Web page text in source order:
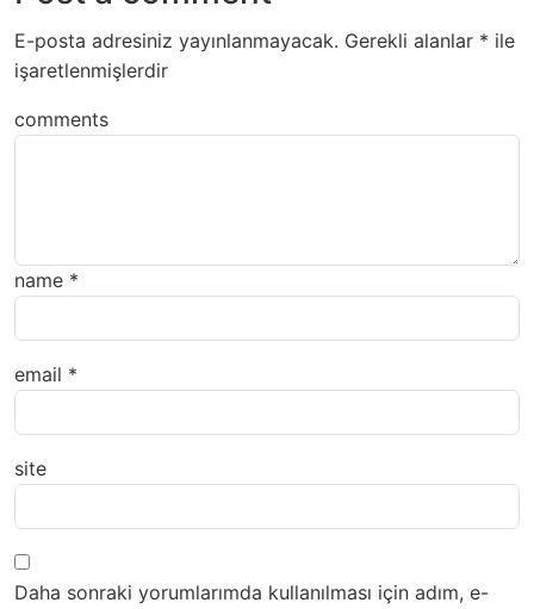
E-posta adresiniz yayınlanmayacak. Gerekli alanlar * ile
işaretlenmişlerdir
comments
name *
email *
site
Daha sonraki yorumlarımda kullanılması için adım, e-